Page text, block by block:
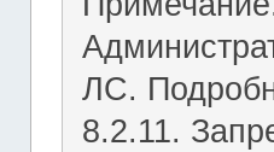
ЛС.
8.2.11.